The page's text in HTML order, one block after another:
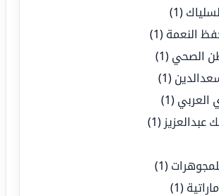
(1)
النعمة (1)
الصحي (1)
(1)
العربي (1)
عبدالعزيز (1)
(1)
(1)